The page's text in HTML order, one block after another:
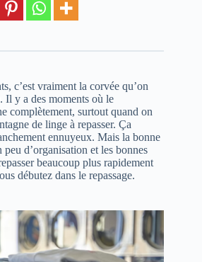
c’est vraiment la corvée qu’on
Il y a des moments où le
complètement, surtout quand on
de linge à repasser. Ça
ennuyeux. Mais la bonne
peu d’organisation et les bonnes
beaucoup plus rapidement
débutez dans le repassage.